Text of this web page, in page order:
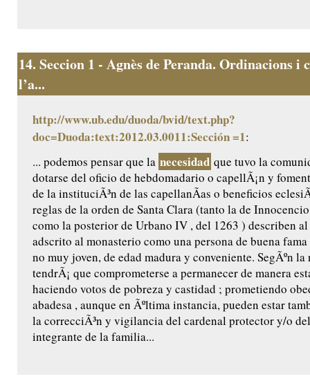
14. Seccion 1 - Agnès de Peranda. Ordinacions i
l’a...
http://www.ub.edu/duoda/bvid/text.php?
doc=Duoda:text:2012.03.0011:Sección =1:
... podemos pensar que la necesidad que tuvo la
dotarse del oficio de hebdomadario o capellÃ¡n y
de la instituciÃ³n de las capellanÃ­as o beneficios
reglas de la orden de Santa Clara (tanto la de
como la posterior de Urbano IV , del 1263 ) describen
adscrito al monasterio como una persona de buena
no muy joven, de edad madura y conveniente. SegÃºn
tendrÃ¡ que comprometerse a permanecer de manera
haciendo votos de pobreza y castidad ; prometiendo
abadesa , aunque en Ãºltima instancia, pueden estar
la correcciÃ³n y vigilancia del cardenal protector y/o
integrante de la familia...